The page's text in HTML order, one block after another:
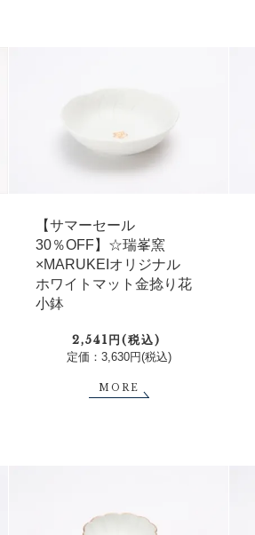
【サマーセール
30％OFF】☆瑞峯窯
×MARUKEIオリジナル
ホワイトマット金捻り花
小鉢
2,541円(税込)
定価：3,630円(税込)
MORE